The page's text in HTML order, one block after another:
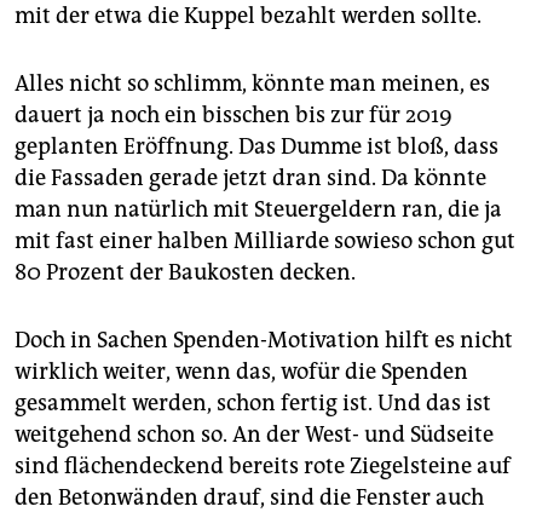
mit der etwa die Kuppel bezahlt werden sollte.
Alles nicht so schlimm, könnte man meinen, es
dauert ja noch ein bisschen bis zur für 2019
geplanten Eröffnung. Das Dumme ist bloß, dass
die Fassaden gerade jetzt dran sind. Da könnte
man nun natürlich mit Steuergeldern ran, die ja
mit fast einer halben Milliarde sowieso schon gut
80 Prozent der Baukosten decken.
Doch in Sachen Spenden-Motivation hilft es nicht
wirklich weiter, wenn das, wofür die Spenden
gesammelt werden, schon fertig ist. Und das ist
weitgehend schon so. An der West- und Südseite
sind flächendeckend bereits rote Ziegelsteine auf
den Betonwänden drauf, sind die Fenster auch